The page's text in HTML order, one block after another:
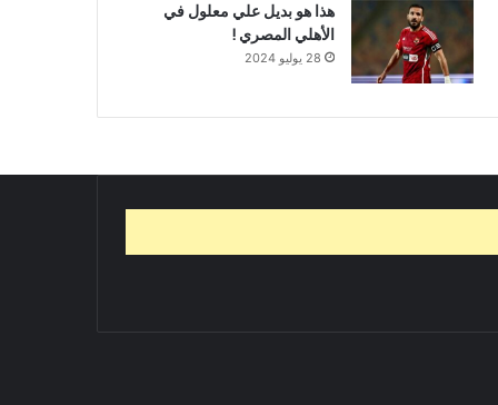
هذا هو بديل علي معلول في
الأهلي المصري !
28 يوليو 2024